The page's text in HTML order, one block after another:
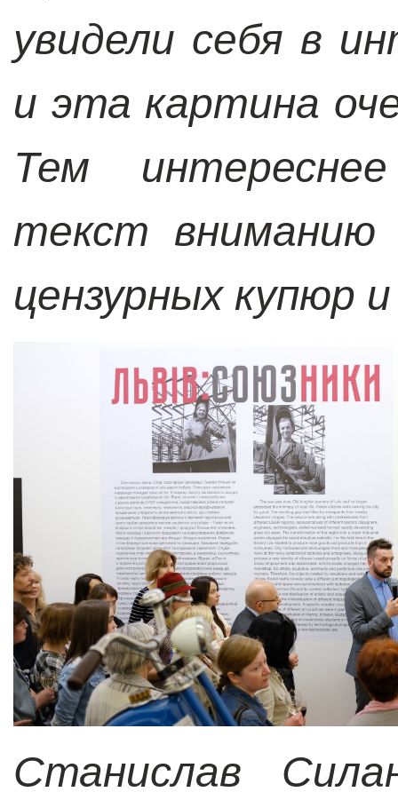
увидели себя в
и эта картина
Тем
текст
цензурных купюр
Станислав